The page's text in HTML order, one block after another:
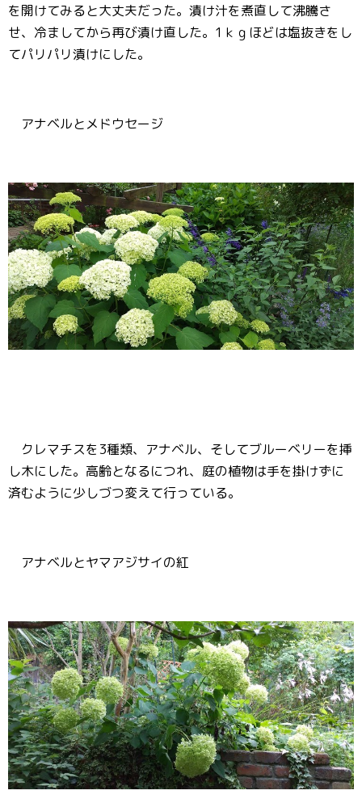
を開けてみると大丈夫だった。漬け汁を煮直して沸騰さ
せ、冷ましてから再び漬け直した。1ｋｇほどは塩抜きをし
てパリパリ漬けにした。
アナベルとメドウセージ
クレマチスを3種類、アナベル、そしてブルーベリーを挿
し木にした。高齢となるにつれ、庭の植物は手を掛けずに
済むように少しづつ変えて行っている。
アナベルとヤマアジサイの紅